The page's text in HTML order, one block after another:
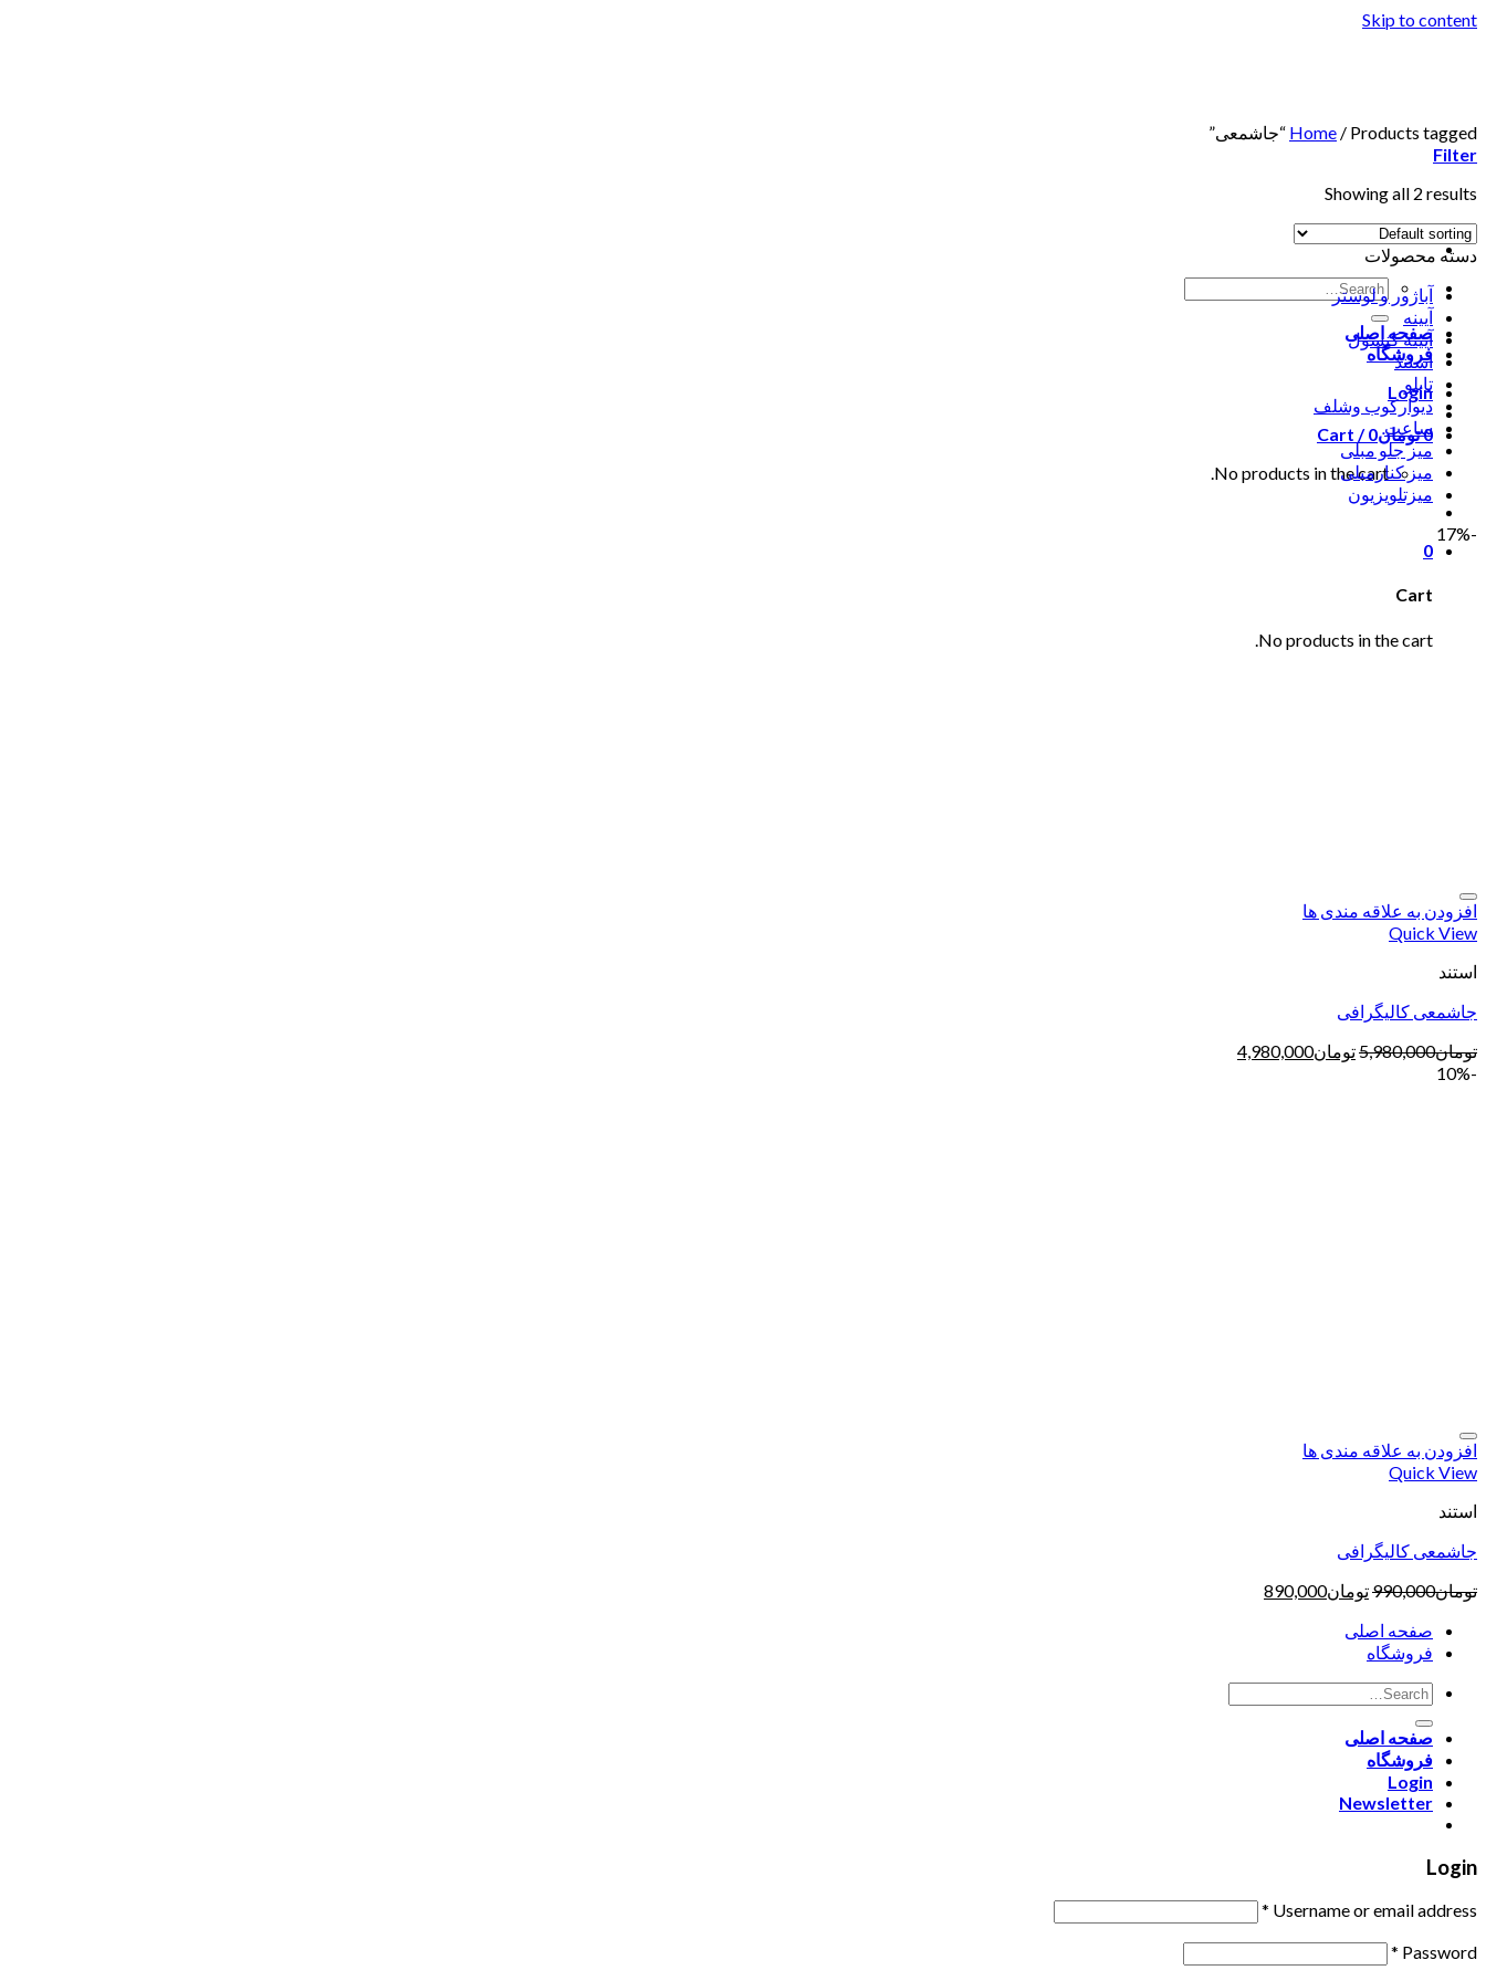
Skip to content
صفحه اصلی
فروشگاه
Login
Cart /
تومان0
0
No products in the cart.
0
Cart
No products in the cart.
Home / Products tagged “جاشمعی”
Filter
Showing all 2 results
دسته محصولات
آباژور و لوستر
آیینه
آیینه کنسول
استند
تابلو
دیوارکوب وشلف
ساعت
میز جلو مبلی
میز کنارمبلی
میزتلویزیون
-17%
افزودن به علاقه مندی ها
Quick View
استند
جاشمعی کالیگرافی
تومان5,980,000تومان4,980,000
-10%
افزودن به علاقه مندی ها
Quick View
استند
جاشمعی کالیگرافی
تومان990,000تومان890,000
صفحه اصلی
فروشگاه
صفحه اصلی
فروشگاه
Login
Newsletter
Login
Username or email address
*
Password
*